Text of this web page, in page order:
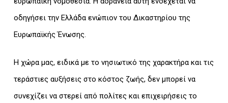
οδηγήσει την Ελλάδα ενώπιον του Δικαστηρίου της
Ευρωπαϊκής Ένωσης.
Η χώρα μας, ειδικά με το νησιωτικό της χαρακτήρα και τις
τεράστιες αυξήσεις στο κόστος ζωής, δεν μπορεί να
συνεχίζει να στερεί από πολίτες και επιχειρήσεις το